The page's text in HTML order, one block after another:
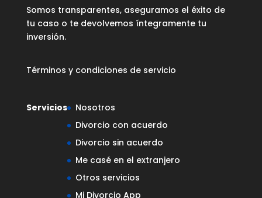
Somos transparentes, aseguramos el éxito de
tu caso o te devolvemos íntegramente tu
inversión.
Términos y condiciones de servicio
Servicios
Nosotros
Divorcio con acuerdo
Divorcio sin acuerdo
Me casé en el extranjero
Otros servicios
Mi Divorcio App